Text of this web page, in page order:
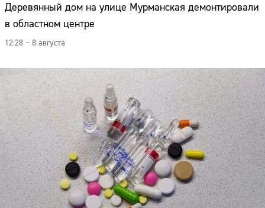
Деревянный дом на улице Мурманская демонтировали
в областном центре
12:28 – 8 августа